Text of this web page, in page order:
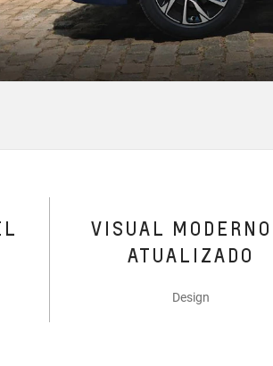
VISUAL
ATUALIZADO
Design